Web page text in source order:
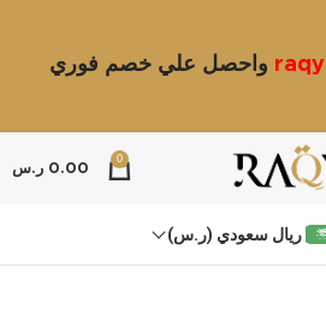
raqy واحصل علي خصم فوري
0
0.00 ر.س
ريال سعودي (ر.س)